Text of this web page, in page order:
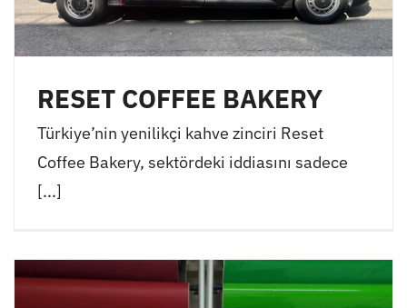
RESET COFFEE BAKERY
Türkiye’nin yenilikçi kahve zinciri Reset
Coffee Bakery, sektördeki iddiasını sadece
[...]